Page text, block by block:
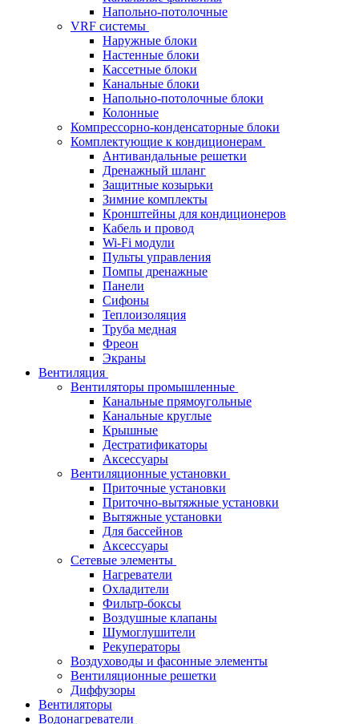
Напольно-потолочные
VRF системы
Наружные блоки
Настенные блоки
Кассетные блоки
Канальные блоки
Напольно-потолочные блоки
Колонные
Компрессорно-конденсаторные блоки
Комплектующие к кондиционерам
Антивандальные решетки
Дренажный шланг
Защитные козырьки
Зимние комплекты
Кронштейны для кондиционеров
Кабель и провод
Wi-Fi модули
Пульты управления
Помпы дренажные
Панели
Сифоны
Теплоизоляция
Труба медная
Фреон
Экраны
Вентиляция
Вентиляторы промышленные
Канальные прямоугольные
Канальные круглые
Крышные
Дестратификаторы
Аксессуары
Вентиляционные установки
Приточные установки
Приточно-вытяжные установки
Вытяжные установки
Для бассейнов
Аксессуары
Сетевые элементы
Нагреватели
Охладители
Фильтр-боксы
Воздушные клапаны
Шумоглушители
Рекуператоры
Воздуховоды и фасонные элементы
Вентиляционные решетки
Диффузоры
Вентиляторы
Водонагреватели